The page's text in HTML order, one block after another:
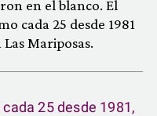
en el blanco. El
cada 25 desde 1981
Mariposas.
25 desde 1981,